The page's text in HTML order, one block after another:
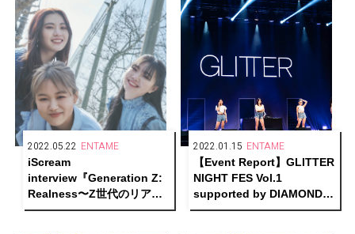
2022.05.22 ENTAME
iScream
interview『Generation Z:
Realness〜Z世代のリア
ル〜』
2022.01.15 ENTAME
【Event Report】GLITTER
NIGHT FES Vol.1
supported by DIAMOND
FES＠ZEPP TOKYO